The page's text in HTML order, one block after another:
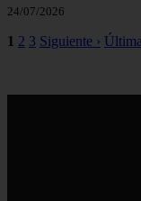
24/07/2026
1 2 3 Siguiente ›